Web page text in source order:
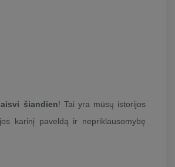
šiandien! Tai yra mūsų istorijos
karinį paveldą ir nepriklausomybę